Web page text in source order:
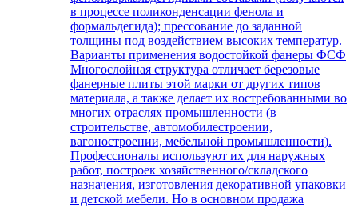
в процессе поликонденсации фенола и
формальдегида); прессование до заданной
толщины под воздействием высоких температур.
Варианты применения водостойкой фанеры ФСФ
Многослойная структура отличает березовые
фанерные плиты этой марки от других типов
материала, а также делает их востребованными во
многих отраслях промышленности (в
строительстве, автомобилестроении,
вагоностроении, мебельной промышленности).
Профессионалы используют их для наружных
работ, построек хозяйственного/складского
назначения, изготовления декоративной упаковки
и детской мебели. Но в основном продажа